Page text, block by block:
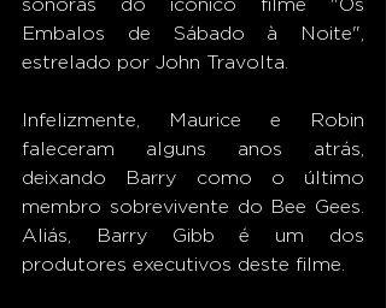
Embalos de Sábado à Noite",
estrelado por John Travolta.
Infelizmente, Maurice e Robin
faleceram alguns anos atrás,
deixando Barry como o último
membro sobrevivente do Bee Gees.
Aliás, Barry Gibb é um dos
produtores executivos deste filme.